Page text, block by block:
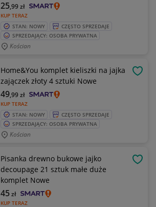
KUP TERAZ
25,99zł
STAN: NOWY
CZĘSTO SPRZEDAJE
SPRZEDAJĄCY: OSOBA PRYWATNA
Kościan
Home&You komplet kieliszki na jajka
zajączek złoty 4 sztuki Nowe
KUP TERAZ
49,99zł
STAN: NOWY
CZĘSTO SPRZEDAJE
SPRZEDAJĄCY: OSOBA PRYWATNA
Kościan
Pisanka drewno bukowe jajko
decoupage 21 sztuk małe duże
komplet Nowe
KUP TERAZ
45zł